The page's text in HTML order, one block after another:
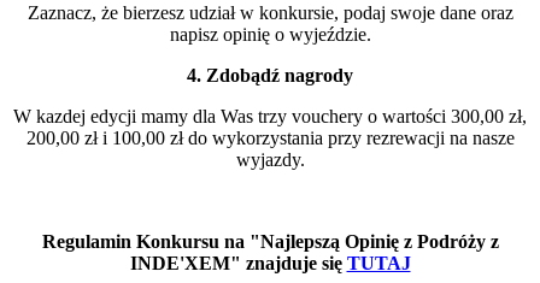
Zaznacz, że bierzesz udział w konkursie, podaj swoje dane oraz
napisz opinię o wyjeździe.
4. Zdobądź nagrody
W kazdej edycji mamy dla Was trzy vouchery o wartości 300,00 zł,
200,00 zł i 100,00 zł do wykorzystania przy rezrewacji na nasze
wyjazdy.
Regulamin Konkursu na "Najlepszą Opinię z Podróży z
INDE'XEM" znajduje się TUTAJ